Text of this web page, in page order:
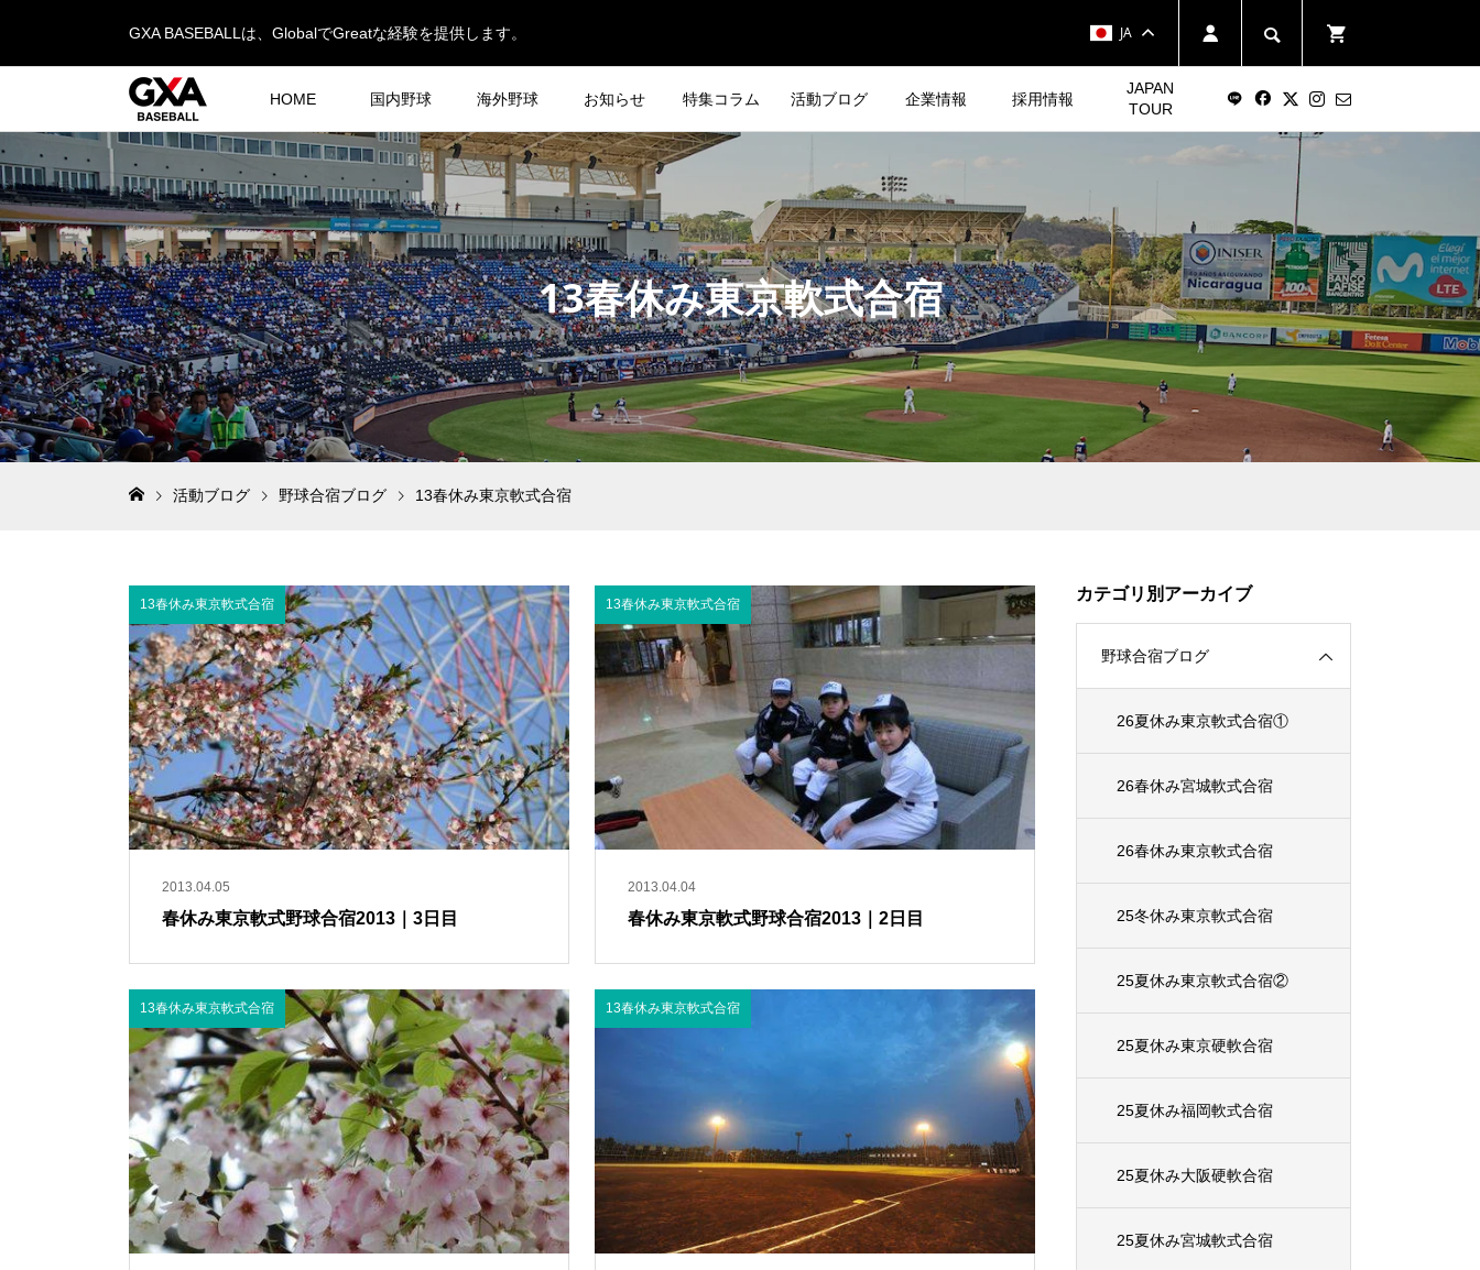
GXA BASEBALLは、GlobalでGreatな経験を提供します。 JA
HOME 国内野球 海外野球 お知らせ 特集コラム 活動ブログ 企業情報 採用情報
JAPAN
TOUR
13春休み東京軟式合宿
活動ブログ 野球合宿ブログ 13春休み東京軟式合宿
2013.04.05
春休み東京軟式野球合宿2013｜3日目
13春休み東京軟式合宿
2013.04.04
春休み東京軟式野球合宿2013｜2日目
13春休み東京軟式合宿
13春休み東京軟式合宿 13春休み東京軟式合宿
カテゴリ別アーカイブ
野球合宿ブログ
26夏休み東京軟式合宿①
26春休み宮城軟式合宿
26春休み東京軟式合宿
25冬休み東京軟式合宿
25夏休み東京軟式合宿②
25夏休み東京硬軟合宿
25夏休み福岡軟式合宿
25夏休み大阪硬軟合宿
25夏休み宮城軟式合宿